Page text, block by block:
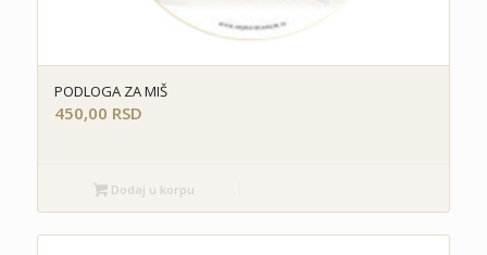
PODLOGA ZA MIŠ
450,00 RSD
Dodaj u korpu